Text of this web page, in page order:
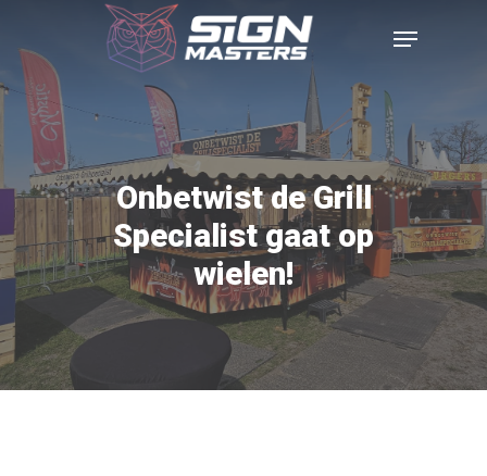
Onbetwist de Grill
Specialist gaat op
wielen!